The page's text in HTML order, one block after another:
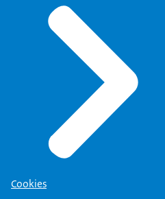
Cookies